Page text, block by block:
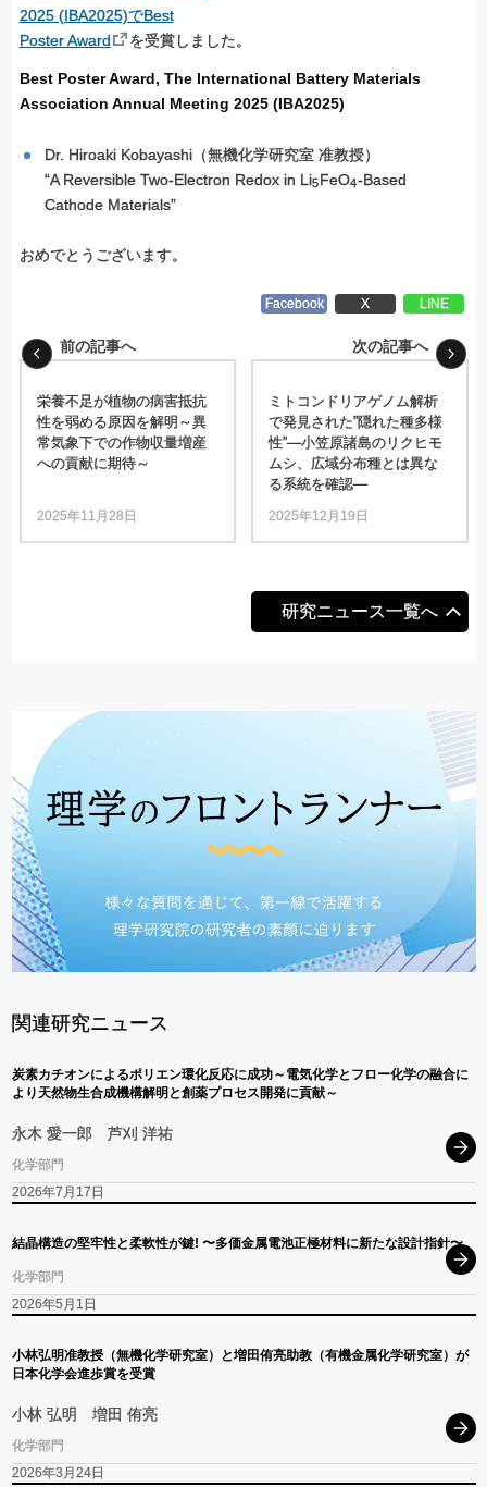
2025 (IBA2025)でBest
Poster Award
を受賞しました。
Best Poster Award, The International Battery Materials
Association Annual Meeting 2025 (IBA2025)
Dr. Hiroaki Kobayashi（無機化学研究室 准教授）
“A Reversible Two-Electron Redox in Li5FeO4-Based
Cathode Materials”
おめでとうございます。
Facebook X LINE
前の記事へ
栄養不足が植物の病害抵抗
性を弱める原因を解明 ～異
常気象下での作物収量増産
への貢献に期待～
2025年11月28日
次の記事へ
ミトコンドリアゲノム解析
で発見された”隠れた種多様
性”―小笠原諸島の リクヒモ
ムシ、 広域分布種とは異な
る系統を確認―
2025年12月19日
研究ニュース一覧へ
関連研究ニュース
炭素カチオンによるポリエン環化反応に成功～ 電気化学と フロー化学の融合に
より 天然物生合成機構解明と創薬プロセス 開発に貢献～
永木 愛一郎 芦刈 洋祐
化学部門
2026年7月17日
結晶構造の堅牢性と柔軟性が鍵! 〜多価金属電池正極材料に新たな設計指針〜
化学部門
2026年5月1日
小林弘明准教授（無機化学研究室） と増田侑亮助教（有機金属化学研究室） が
日本化学会進歩賞を受賞
小林 弘明 増田 侑亮
化学部門
2026年3月24日